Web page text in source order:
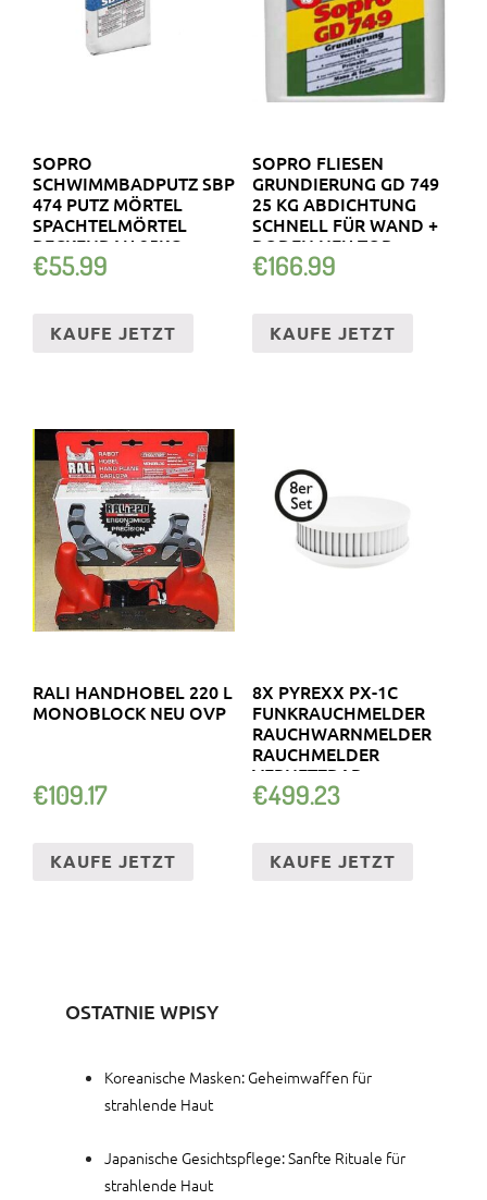
SOPRO
SCHWIMMBADPUTZ SBP
474 PUTZ MÖRTEL
SPACHTELMÖRTEL
BECKENBAU 25KG
€55.99
KAUFE JETZT
SOPRO FLIESEN
GRUNDIERUNG GD 749
25 KG ABDICHTUNG
SCHNELL FÜR WAND +
BODEN NEU TOP
€166.99
KAUFE JETZT
RALI HANDHOBEL 220 L
MONOBLOCK NEU OVP
€109.17
KAUFE JETZT
8X PYREXX PX-1C
FUNKRAUCHMELDER
RAUCHWARNMELDER
RAUCHMELDER
VERNETZBAR
€499.23
KAUFE JETZT
OSTATNIE WPISY
Koreanische Masken: Geheimwaffen für
strahlende Haut
Japanische Gesichtspflege: Sanfte Rituale für
strahlende Haut